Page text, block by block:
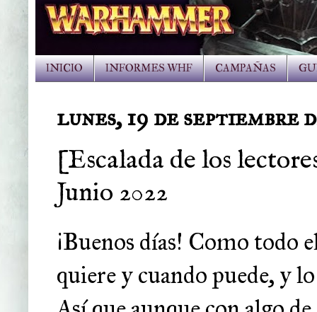
INICIO INFORMES WHF CAMPAÑAS
lunes, 19 de septiembre
[Escalada de los
Junio 2022
¡Buenos días! Como todo
quiere y cuando puede, y